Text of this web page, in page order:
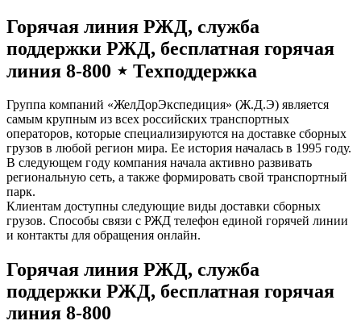
Горячая линия РЖД, служба
поддержки РЖД, бесплатная горячая
линия 8-800 ⋆ Техподдержка
Группа компаний «ЖелДорЭкспедиция» (Ж.Д.Э) является
самым крупным из всех российских транспортных
операторов, которые специализируются на доставке сборных
грузов в любой регион мира. Ее история началась в 1995 году.
В следующем году компания начала активно развивать
региональную сеть, а также формировать свой транспортный
парк.
Клиентам доступны следующие виды доставки сборных
грузов. Способы связи с РЖД телефон единой горячей линии
и контакты для обращения онлайн.
Горячая линия РЖД, служба
поддержки РЖД, бесплатная горячая
линия 8-800